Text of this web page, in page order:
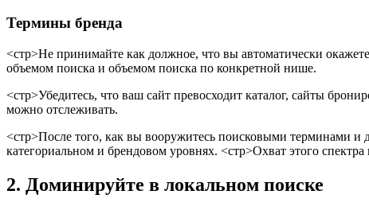
Термины бренда
<стр>Не принимайте как должное, что вы автоматически
объемом поиска и объемом поиска по конкретной нише.
<стр>Убедитесь, что ваш сайт превосходит каталог, сайты
можно отслеживать.
<стр>После того, как вы вооружитесь поисковыми терминами и
категориальном и брендовом уровнях. <стр>Охват этого
2. Доминируйте в локальном поиске